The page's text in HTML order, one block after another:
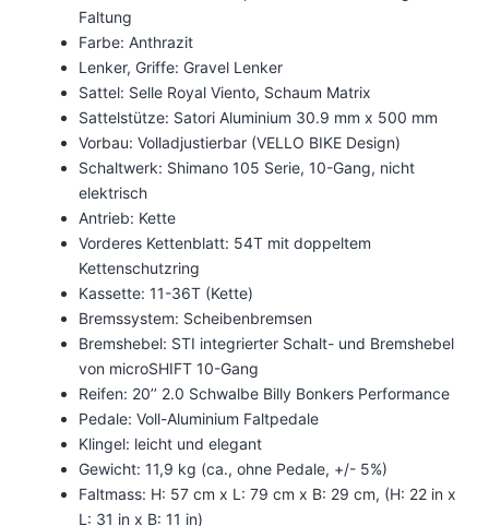
Faltung
Farbe: Anthrazit
Lenker, Griffe: Gravel Lenker
Sattel: Selle Royal Viento, Schaum Matrix
Sattelstütze: Satori Aluminium 30.9 mm x 500 mm
Vorbau: Volladjustierbar (VELLO BIKE Design)
Schaltwerk: Shimano 105 Serie, 10-Gang, nicht
elektrisch
Antrieb: Kette
Vorderes Kettenblatt: 54T mit doppeltem
Kettenschutzring
Kassette: 11-36T (Kette)
Bremssystem: Scheibenbremsen
Bremshebel: STI integrierter Schalt- und Bremshebel
von microSHIFT 10-Gang
Reifen: 20’’ 2.0 Schwalbe Billy Bonkers Performance
Pedale: Voll-Aluminium Faltpedale
Klingel: leicht und elegant
Gewicht: 11,9 kg (ca., ohne Pedale, +/- 5%)
Faltmass: H: 57 cm x L: 79 cm x B: 29 cm, (H: 22 in x
L: 31 in x B: 11 in)